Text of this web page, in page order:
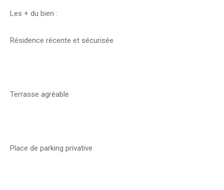
Les + du bien :
Résidence récente et sécurisée
Terrasse agréable
Place de parking privative